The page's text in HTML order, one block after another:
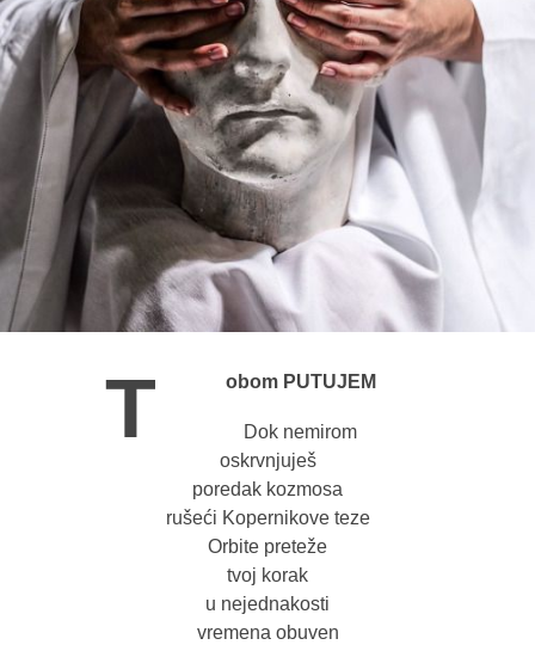
T obom PUTUJEM
Dok nemirom
oskrvnjuješ
poredak kozmosa
rušeći Kopernikove teze
Orbite preteže
tvoj korak
u nejednakosti
vremena obuven